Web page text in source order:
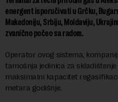
energent isporučivati u Grčku,
Makedoniju, Srbiju, Moldaviju,
zvanično počeo sa radom.
Operator ovog sistema,
tamošnja jedinica za
maksimalni kapacitet
metara godišnje.